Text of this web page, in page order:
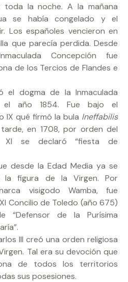
toda la noche. A la mañana
se había congelado y el
Los españoles vencieron en
que parecía perdida. Desde
Concepción fue
de los Tercios de Flandes e
el dogma de la Inmaculada
el año 1854. Fue bajo el
IX qué firmó la bula Ineffabilis
en 1708, por orden del
XI se declaró “fiesta de
desde la Edad Media ya se
la figura de la Virgen. Por
visigodo Wamba, fue
Concilio de Toledo (año 675)
de la Purísima
III creó una orden religiosa
Tal era su devoción que
de todos los territorios
sus posesiones.